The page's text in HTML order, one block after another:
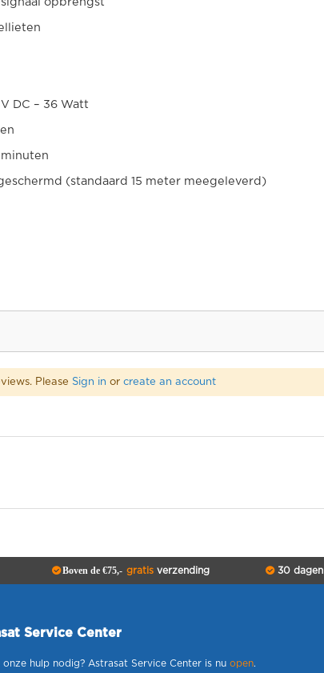
DC – 36 Watt
(standaard 15 meter meegeleverd)
Please Sign in or create an account
Boven de €75,- gratisverzending 30
Service Center
onze hulp nodig? Astrasat Service Center is nu open.